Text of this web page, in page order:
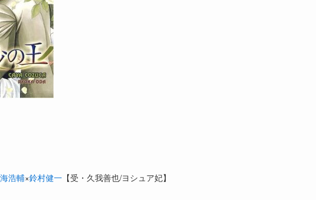
浩輔×鈴村健一 【受・久我善也/ヨシュア妃】